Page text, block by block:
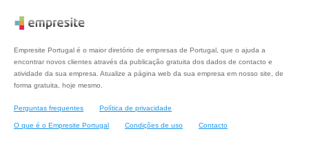
Empresite Portugal é o maior diretório de empresas de Portugal, que o ajuda a
encontrar novos clientes através da publicação gratuita dos dados de contacto e
atividade da sua empresa. Atualize a página web da sua empresa em nosso site, de
forma gratuita, hoje mesmo.
Perguntas frequentes Política de privacidade
O que é o Empresite Portugal Condições de uso Contacto